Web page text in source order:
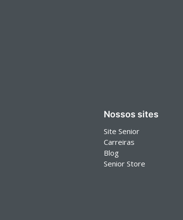
Nossos sites
Site Senior
Carreiras
Blog
Senior Store